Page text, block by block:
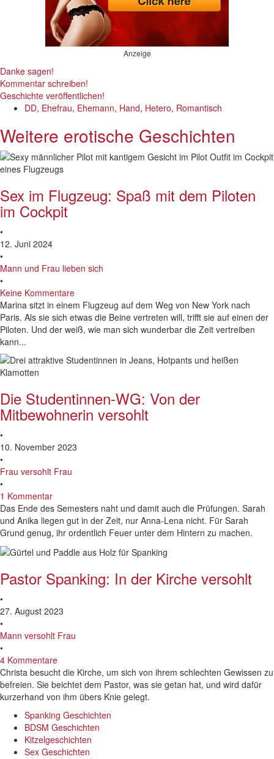
Anzeige
Danke sagen!
Kommentar schreiben!
Geschichte veröffentlichen!
DD, Ehefrau, Ehemann, Hand, Hetero, Romantisch
Weitere erotische Geschichten
Sex im Flugzeug: Spaß mit dem Piloten
im Cockpit
•
12. Juni 2024
•
Mann und Frau lieben sich
•
Keine Kommentare
Marina sitzt in einem Flugzeug auf dem Weg von New York nach
Paris. Als sie sich etwas die Beine vertreten will, trifft sie auf einen der
Piloten. Und der weiß, wie man sich wunderbar die Zeit vertreiben
kann...
Die Studentinnen-WG: Von der
Mitbewohnerin versohlt
•
10. November 2023
•
Frau versohlt Frau
•
1 Kommentar
Das Ende des Semesters naht und damit auch die Prüfungen. Sarah
und Anika liegen gut in der Zeit, nur Anna-Lena nicht. Für Sarah
Grund genug, ihr ordentlich Feuer unter dem Hintern zu machen.
Pastor Spanking: In der Kirche versohlt
•
27. August 2023
•
Mann versohlt Frau
•
4 Kommentare
Christa besucht die Kirche, um sich von ihrem schlechten Gewissen zu
befreien. Sie beichtet dem Pastor, was sie getan hat, und wird dafür
kurzerhand von ihm übers Knie gelegt.
Spanking Geschichten
BDSM Geschichten
Kitzelgeschichten
Sex Geschichten